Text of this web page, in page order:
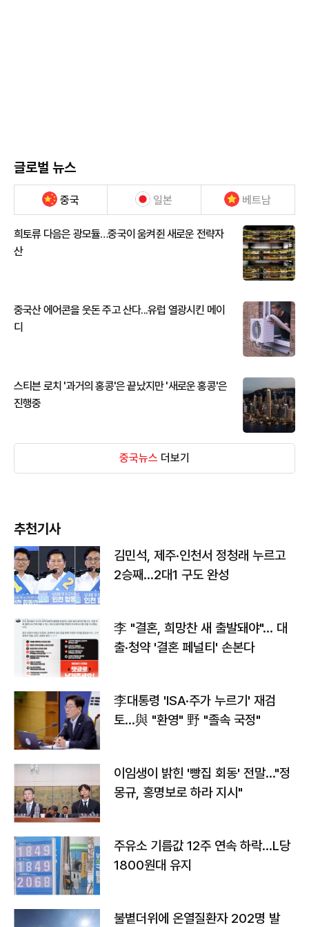
글로벌 뉴스
중국 일본 베트남
희토류 다음은 광모듈…중국이 움켜쥔 새로운 전략자
산
중국산 에어콘을 웃돈 주고 산다...유럽 열광시킨 메이
디
스티븐 로치 '과거의 홍콩'은 끝났지만 '새로운 홍콩'은
진행중
중국뉴스 더보기
추천기사
김민석, 제주·인천서 정청래 누르고
2승째…2대1 구도 완성
李 "결혼, 희망찬 새 출발돼야"… 대
출·청약 '결혼 페널티' 손본다
李대통령 'ISA·주가 누르기' 재검
토…與 "환영" 野 "졸속 국정"
이임생이 밝힌 '빵집 회동' 전말…"정
몽규, 홍명보로 하라 지시"
주유소 기름값 12주 연속 하락…L당
1800원대 유지
불볕더위에 온열질환자 202명 발